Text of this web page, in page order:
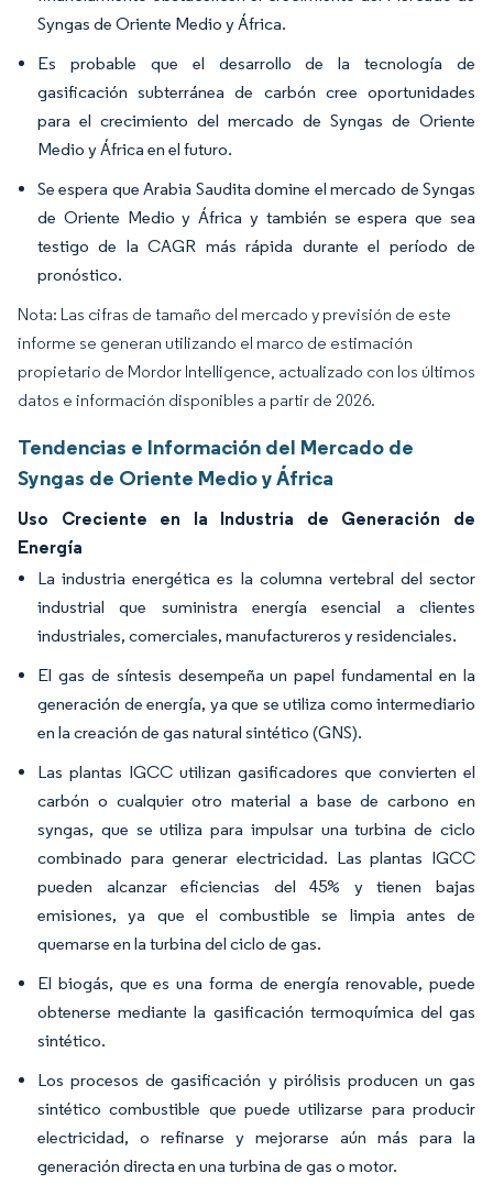
Syngas de Oriente Medio y África.
Es probable que el desarrollo de la tecnología de
gasificación subterránea de carbón cree oportunidades
para el crecimiento del mercado de Syngas de Oriente
Medio y África en el futuro.
Se espera que Arabia Saudita domine el mercado de Syngas
de Oriente Medio y África y también se espera que sea
testigo de la CAGR más rápida durante el período de
pronóstico.
Nota: Las cifras de tamaño del mercado y previsión de este
informe se generan utilizando el marco de estimación
propietario de Mordor Intelligence, actualizado con los últimos
datos e información disponibles a partir de 2026.
Tendencias e Información del Mercado de
Syngas de Oriente Medio y África
Uso Creciente en la Industria de Generación de
Energía
La industria energética es la columna vertebral del sector
industrial que suministra energía esencial a clientes
industriales, comerciales, manufactureros y residenciales.
El gas de síntesis desempeña un papel fundamental en la
generación de energía, ya que se utiliza como intermediario
en la creación de gas natural sintético (GNS).
Las plantas IGCC utilizan gasificadores que convierten el
carbón o cualquier otro material a base de carbono en
syngas, que se utiliza para impulsar una turbina de ciclo
combinado para generar electricidad. Las plantas IGCC
pueden alcanzar eficiencias del 45% y tienen bajas
emisiones, ya que el combustible se limpia antes de
quemarse en la turbina del ciclo de gas.
El biogás, que es una forma de energía renovable, puede
obtenerse mediante la gasificación termoquímica del gas
sintético.
Los procesos de gasificación y pirólisis producen un gas
sintético combustible que puede utilizarse para producir
electricidad, o refinarse y mejorarse aún más para la
generación directa en una turbina de gas o motor.